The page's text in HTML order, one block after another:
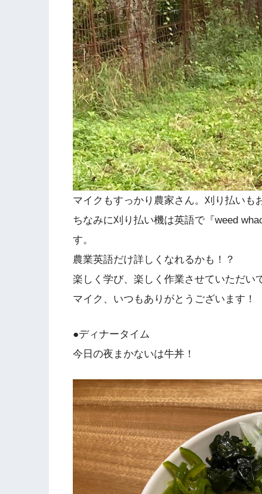
マイクもすっかり農家さん。刈り払いも
ちなみに刈り払い機は英語で『weed
す。
農業英語だけ詳しくなれるかも！？
楽しく学び、楽しく作業させていただい
マイク、いつもありがとうございます！
●ディナータイム
今日の夜まかないは牛丼！